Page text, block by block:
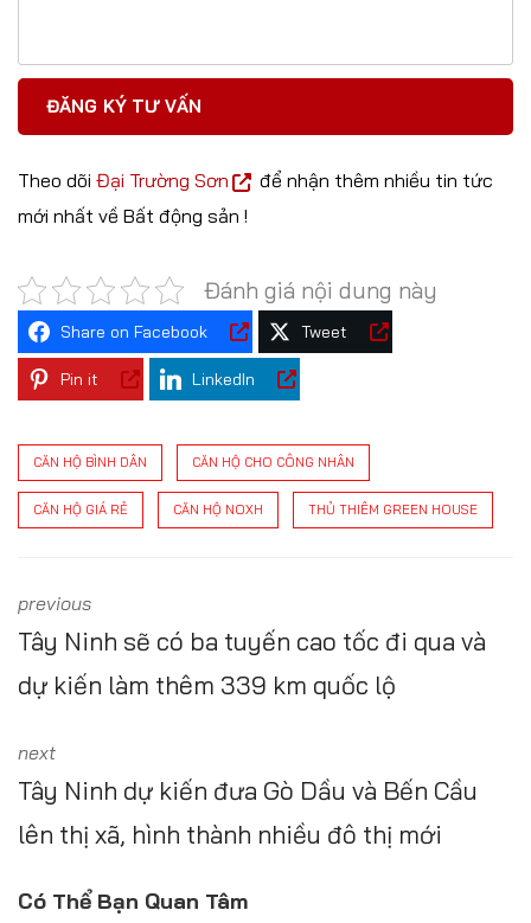
Theo dõi Đại Trường Sơn
để nhận thêm nhiều tin tức
mới nhất về Bất động sản !
Đánh giá nội dung này
Share on Facebook Tweet
Pin it LinkedIn
CĂN HỘ BÌNH DÂN CĂN HỘ CHO CÔNG NHÂN
CĂN HỘ GIÁ RẺ CĂN HỘ NOXH THỦ THIÊM GREEN HOUSE
previous
Tây Ninh sẽ có ba tuyến cao tốc đi qua và
dự kiến làm thêm 339 km quốc lộ
next
Tây Ninh dự kiến đưa Gò Dầu và Bến Cầu
lên thị xã, hình thành nhiều đô thị mới
Có Thể Bạn Quan Tâm